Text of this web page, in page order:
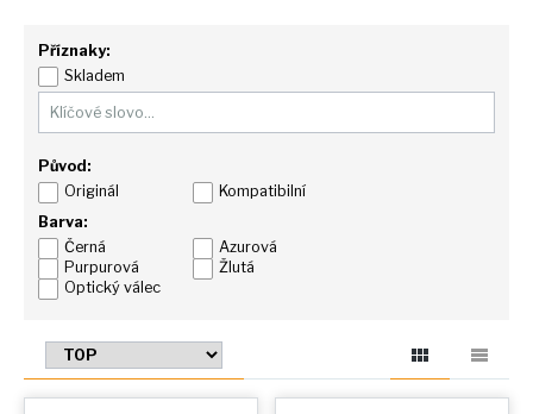
Příznaky:
Skladem
Původ:
Originál
Kompatibilní
Barva:
Černá
Azurová
Purpurová
Žlutá
Optický válec